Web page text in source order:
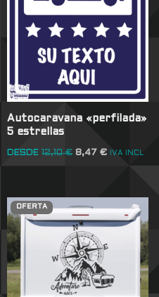
Autocaravana «perfilada»
5 estrellas
DESDE 12,10€ 8,47€ IVA INCL
OFERTA